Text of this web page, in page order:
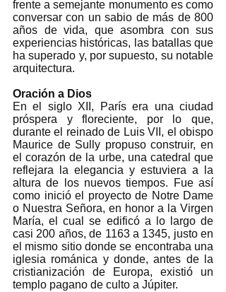
frente a semejante monumento es como
conversar con un sabio de más de 800
años de vida, que asombra con sus
experiencias históricas, las batallas que
ha superado y, por supuesto, su notable
arquitectura.
Oración a Dios
En el siglo XII, París era una ciudad
próspera y floreciente, por lo que,
durante el reinado de Luis VII, el obispo
Maurice de Sully propuso construir, en
el corazón de la urbe, una catedral que
reflejara la elegancia y estuviera a la
altura de los nuevos tiempos. Fue así
como inició el proyecto de Notre Dame
o Nuestra Señora, en honor a la Virgen
María, el cual se edificó a lo largo de
casi 200 años, de 1163 a 1345, justo en
el mismo sitio donde se encontraba una
iglesia románica y donde, antes de la
cristianización de Europa, existió un
templo pagano de culto a Júpiter.